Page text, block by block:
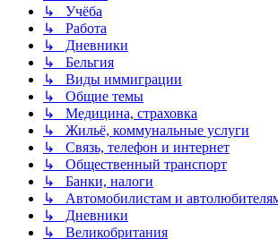
↳ Учёба
↳ Работа
↳ Дневники
↳ Бельгия
↳ Виды иммиграции
↳ Общие темы
↳ Медицина, страховка
↳ Жильё, коммунальные услуги
↳ Связь, телефон и интернет
↳ Общественный транспорт
↳ Банки, налоги
↳ Автомобилистам и
↳ Дневники
↳ Великобритания